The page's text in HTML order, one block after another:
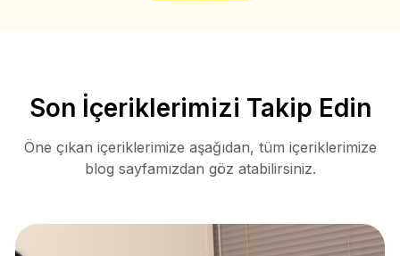
Son İçeriklerimizi Takip Edin
Öne çıkan içeriklerimize aşağıdan, tüm içeriklerimize
blog sayfamızdan göz atabilirsiniz.